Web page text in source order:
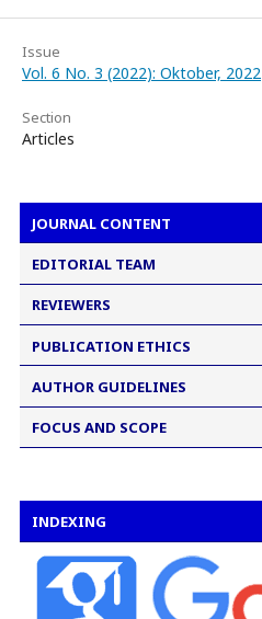
Issue
Vol. 6 No. 3 (2022): Oktober, 2022
Section
Articles
JOURNAL CONTENT
EDITORIAL TEAM
REVIEWERS
PUBLICATION ETHICS
AUTHOR GUIDELINES
FOCUS AND SCOPE
INDEXING